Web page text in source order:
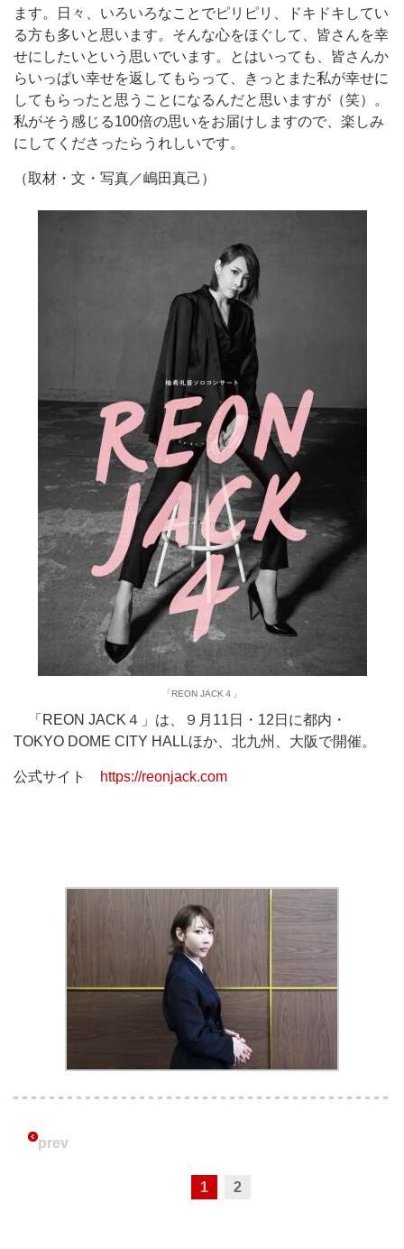
ます。日々、いろいろなことでピリピリ、ドキドキしてい
る方も多いと思います。そんな心をほぐして、皆さんを幸
せにしたいという思いでいます。とはいっても、皆さんか
らいっぱい幸せを返してもらって、きっとまた私が幸せに
してもらったと思うことになるんだと思いますが（笑）。
私がそう感じる100倍の思いをお届けしますので、楽しみ
にしてくださったらうれしいです。
（取材・文・写真／嶋田真己）
「REON JACK４」
「REON JACK４」は、９月11日・12日に都内・
TOKYO DOME CITY HALLほか、北九州、大阪で開催。
公式サイト https://reonjack.com
prev
1 2